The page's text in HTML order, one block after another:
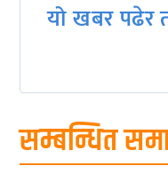
यो खबर पढेर
सम्बन्धित